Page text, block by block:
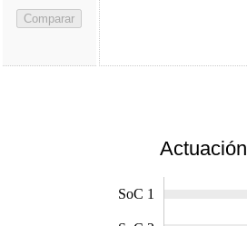
Comparar
Actuación
SoC 1